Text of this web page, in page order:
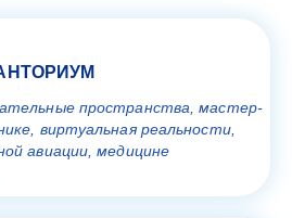
пространства, мастер-
виртуальная реальности,
авиации, медицине